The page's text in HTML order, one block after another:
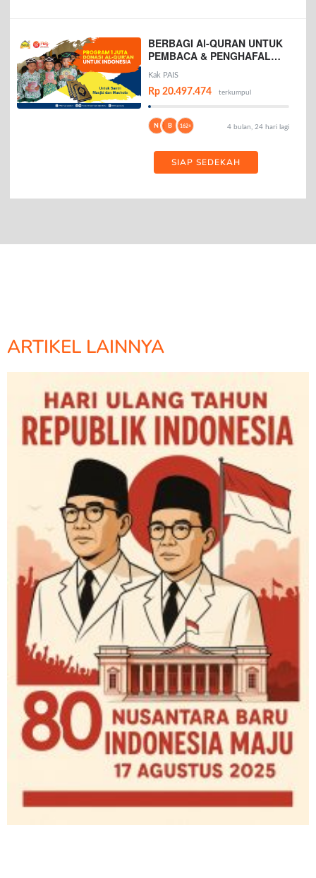
BERBAGI Al-QURAN UNTUK
PEMBACA & PENGHAFAL
AL-QURAN
Kak PAIS
Rp 20.497.474 terkumpul
N B 162+ 4 bulan, 24 hari lagi
SIAP SEDEKAH
ARTIKEL LAINNYA